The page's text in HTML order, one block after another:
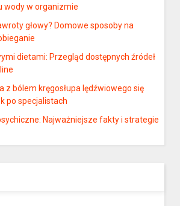
wody w organizmie
głowy? Domowe sposoby na
dietami: Przegląd dostępnych źródeł
z bólem kręgosłupa lędźwiowego się
po specjalistach
Najważniejsze fakty i strategie